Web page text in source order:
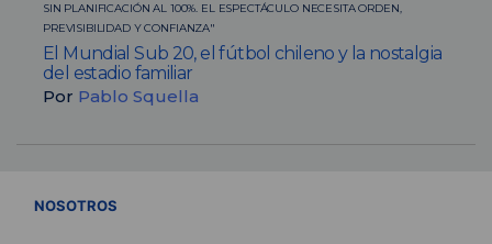
SIN PLANIFICACIÓN AL 100%. EL ESPECTÁCULO NECESITA ORDEN,
PREVISIBILIDAD Y CONFIANZA"
El Mundial Sub 20, el fútbol chileno y la nostalgia
del estadio familiar
Por Pablo Squella
NOSOTROS